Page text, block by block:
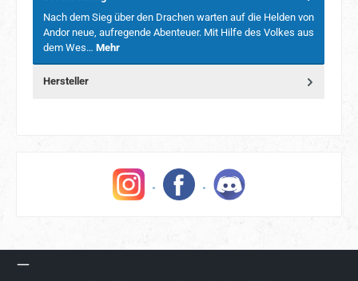
Nach dem Sieg über den Drachen warten auf die Helden von
Andor neue, aufregende Abenteuer. Mit Hilfe des Volkes aus
dem Wes… Mehr
Hersteller